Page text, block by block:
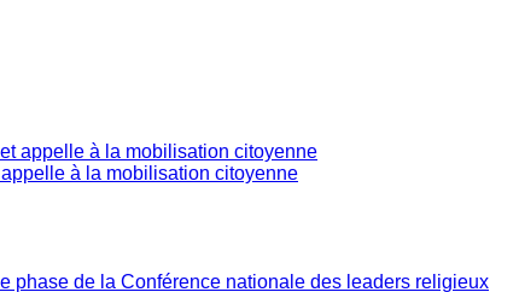
à la mobilisation citoyenne